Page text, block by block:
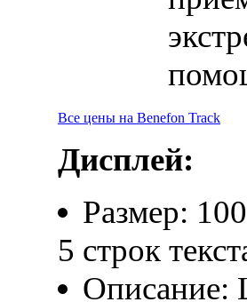
Все цены на Benefon Track
Дисплей:
Размер:
5 строк
Описание: